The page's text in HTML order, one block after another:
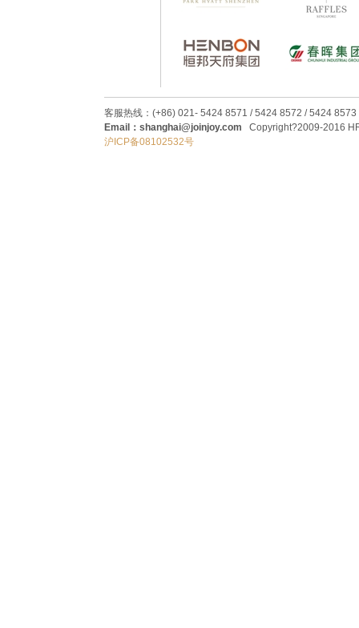
客服热线：(+86) 021- 5424 8571 / 5424 8572 / 5424 8573
Email：shanghai@joinjoy.com Copyright?2009-2016
沪ICP备08102532号